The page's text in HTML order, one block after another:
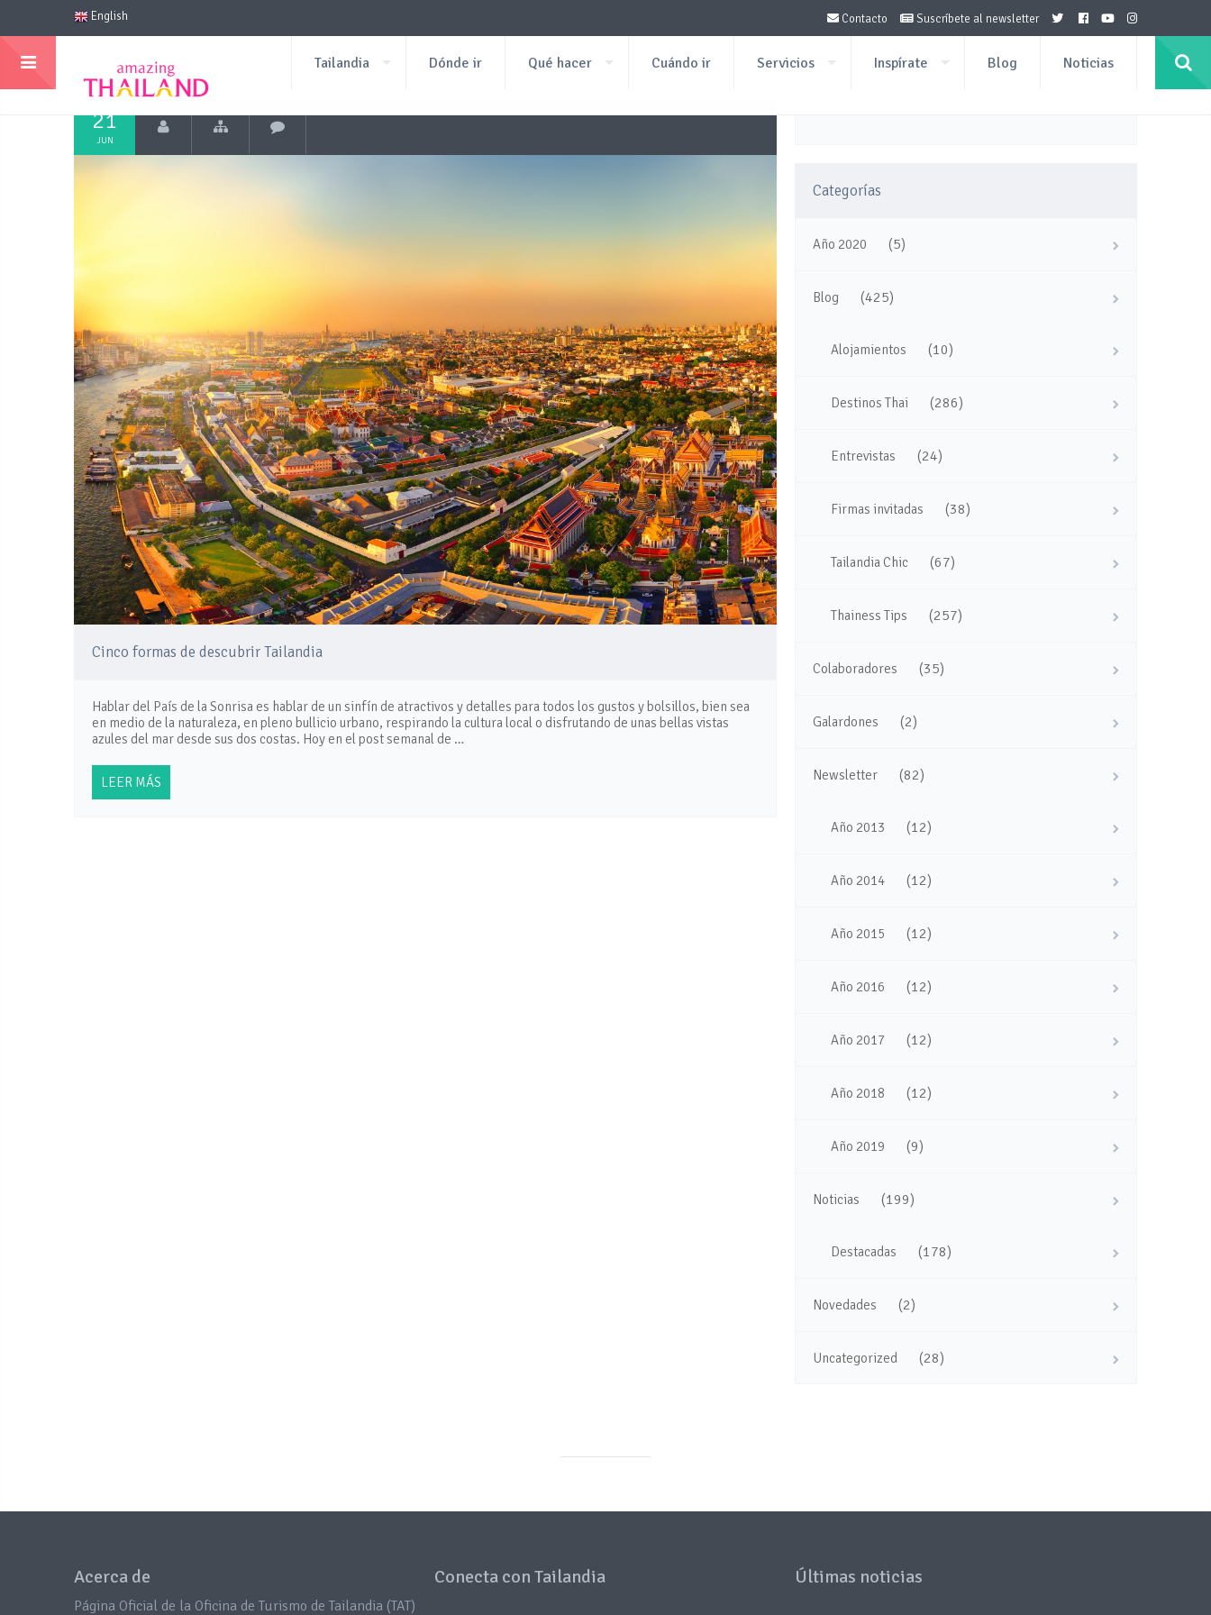
English Contacto Suscríbete al newsletter
Tailandia Dónde ir Qué hacer Cuándo ir Servicios Inspírate Blog Noticias
21
JUN
Cinco formas de descubrir Tailandia
Hablar del País de la Sonrisa es hablar de un sinfín de atractivos y detalles para todos los gustos y bolsillos, bien sea
en medio de la naturaleza, en pleno bullicio urbano, respirando la cultura local o disfrutando de unas bellas vistas
azules del mar desde sus dos costas. Hoy en el post semanal de …
LEER MÁS
Categorías
Año 2020 (5)
Blog (425)
Alojamientos (10)
Destinos Thai (286)
Entrevistas (24)
Firmas invitadas (38)
Tailandia Chic (67)
Thainess Tips (257)
Colaboradores (35)
Galardones (2)
Newsletter (82)
Año 2013 (12)
Año 2014 (12)
Año 2015 (12)
Año 2016 (12)
Año 2017 (12)
Año 2018 (12)
Año 2019 (9)
Noticias (199)
Destacadas (178)
Novedades (2)
Uncategorized (28)
Acerca de
Página Oficial de la Oficina de Turismo de Tailandia (TAT)
Conecta con Tailandia Últimas noticias